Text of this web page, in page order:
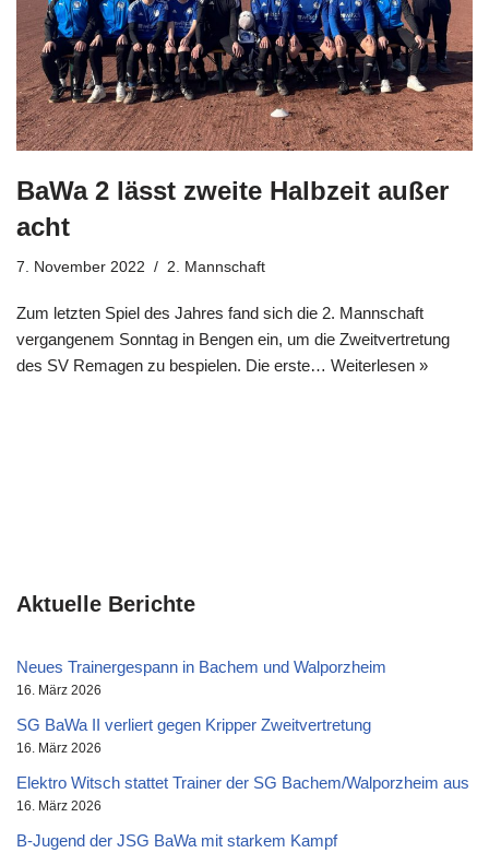
BaWa 2 lässt zweite Halbzeit außer
acht
7. November 2022 2. Mannschaft
Zum letzten Spiel des Jahres fand sich die 2. Mannschaft
vergangenem Sonntag in Bengen ein, um die Zweitvertretung
des SV Remagen zu bespielen. Die erste… Weiterlesen »
Aktuelle Berichte
Neues Trainergespann in Bachem und Walporzheim
16. März 2026
SG BaWa II verliert gegen Kripper Zweitvertretung
16. März 2026
Elektro Witsch stattet Trainer der SG Bachem/Walporzheim aus
16. März 2026
B-Jugend der JSG BaWa mit starkem Kampf